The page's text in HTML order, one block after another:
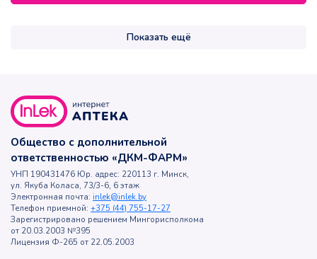
Показать ещё
Общество с дополнительной
ответственностью «ДКМ-ФАРМ»
УНП 190431476 Юр. адрес: 220113 г. Минск,
ул. Якуба Коласа, 73/3-6, 6 этаж
Электронная почта: inlek@inlek.by
Телефон приемной: +375 (44) 755-17-27
Зарегистрировано решением Мингорисполкома
от 20.03.2003 №395
Лицензия Ф-265 от 22.05.2003